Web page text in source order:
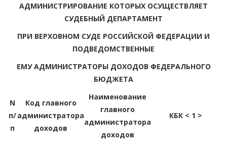
АДМИНИСТРИРОВАНИЕ КОТОРЫХ ОСУЩЕСТВЛЯЕТ
СУДЕБНЫЙ ДЕПАРТАМЕНТ
ПРИ ВЕРХОВНОМ СУДЕ РОССИЙСКОЙ ФЕДЕРАЦИИ И
ПОДВЕДОМСТВЕННЫЕ
ЕМУ АДМИНИСТРАТОРЫ ДОХОДОВ ФЕДЕРАЛЬНОГО
БЮДЖЕТА
N
п/
п
Код главного
администратора
доходов
Наименование
главного
администратора
доходов
КБК < 1 >